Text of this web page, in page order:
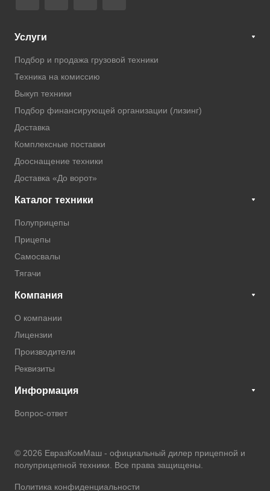
Услуги
Подбор и продажа грузовой техники
Техника на комиссию
Выкуп техники
Подбор финансирующей организации (лизинг)
Доставка
Комплексные поставки
Дооснащение техники
Доставка «До ворот»
Каталог техники
Полуприцепы
Прицепы
Самосвалы
Тягачи
Компания
О компании
Лицензии
Производители
Реквизиты
Информация
Вопрос-ответ
© 2026 ЕвразКомМаш - официальный дилер прицепной и
полуприцепной техники . Все права защищены.
Политика конфиденциальности